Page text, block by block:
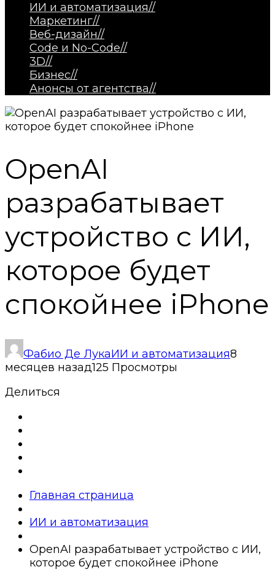
ИИ и автоматизация//
Маркетинг//
Веб-дизайн//
Code и No-Code//
3D//
Бизнес//
Анонсы от агентства//
OpenAI
разрабатывает
устройство с ИИ,
которое будет
спокойнее iPhone
Фабио Де ЛукаИИ и автоматизация8
месяцев назад125 Просмотры
Делиться
Главная страница
ИИ и автоматизация
OpenAI разрабатывает устройство с ИИ,
которое будет спокойнее iPhone